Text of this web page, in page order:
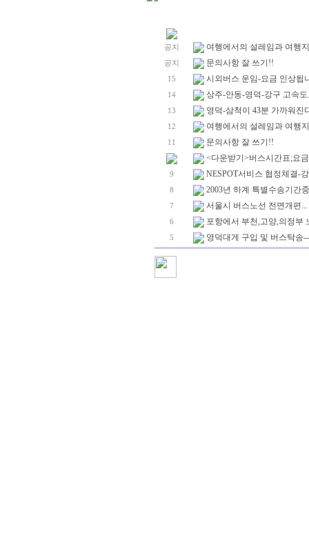
공지 여행에서의 설레임과 여행
공지 문의사항 잘 쓰기!!
15 시외버스 운임-요금 인상됩
14 상주-안동-영덕-강구 고속도
13 영덕-삼척이 43분 가까워진
12 여행에서의 설레임과 여행
11
문의사항 잘 쓰기!!
<다운받기>버스시간표;요
9 NESPOT서비스 협정체결-
8 2003년 하계 특별수송기간
7 서울시 버스노선 전면개편...
6 포항에서 부천,고양,의정부
5 영덕대게 구입 및 버스탁송